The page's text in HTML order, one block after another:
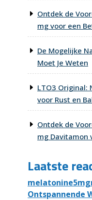
Ontdek de
mg voor een
De Mogelijke
Moet Je Weten
LTO3 Original:
voor Rust en
Ontdek de
mg Davitamon
Laatste
Ontspannende